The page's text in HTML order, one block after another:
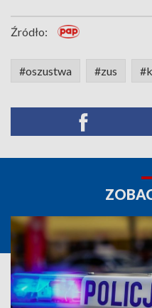
Źródło:
#oszustwa #zus